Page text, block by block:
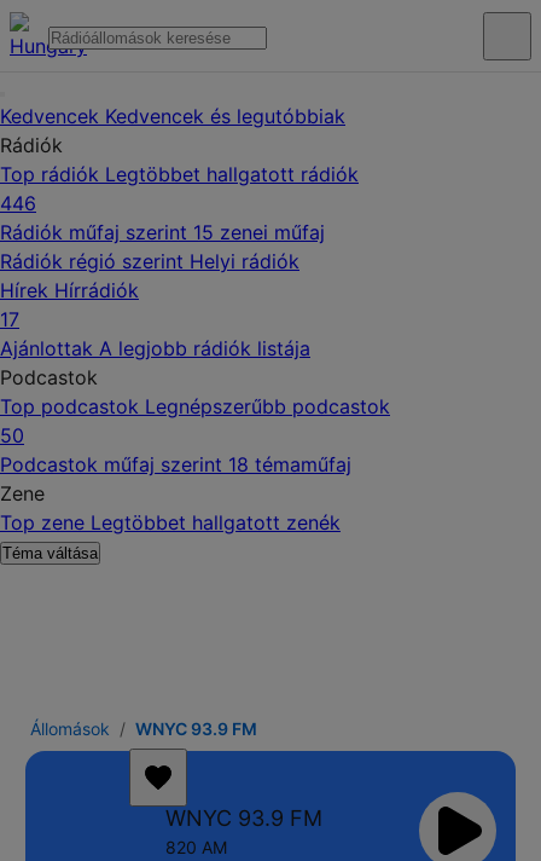
Kedvencek Kedvencek és legutóbbiak
Rádiók
Top rádiók Legtöbbet hallgatott rádiók
446
Rádiók műfaj szerint 15 zenei műfaj
Rádiók régió szerint Helyi rádiók
Hírek Hírrádiók
17
Ajánlottak A legjobb rádiók listája
Podcastok
Top podcastok Legnépszerűbb podcastok
50
Podcastok műfaj szerint 18 témaműfaj
Zene
Top zene Legtöbbet hallgatott zenék
Téma váltása
Állomások WNYC 93.9 FM
WNYC 93.9 FM
820 AM